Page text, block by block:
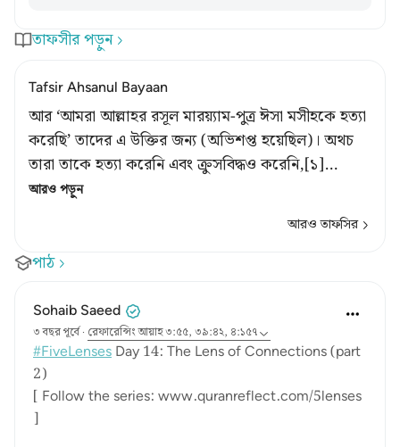
তাফসীর পড়ুন
Tafsir Ahsanul Bayaan
আর ‘আমরা আল্লাহর রসূল মারয়্যাম-পুত্র ঈসা মসীহকে হত্যা
করেছি’ তাদের এ উক্তির জন্য (অভিশপ্ত হয়েছিল)। অথচ
তারা তাকে হত্যা করেনি এবং ক্রুসবিদ্ধও করেনি,[১]…
আরও পড়ুন
আরও তাফসির
পাঠ
Sohaib Saeed
৩ বছর পূর্বে· রেফারেন্সিংআয়াহ ৩:৫৫, ৩৯:৪২, ৪:১৫৭
#FiveLenses Day 14: The Lens of Connections (part
2)
[ Follow the series: www.quranreflect.com/5lenses
]